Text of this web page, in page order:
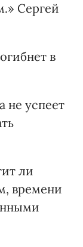
Сергей
в
не успеет
ли
времени